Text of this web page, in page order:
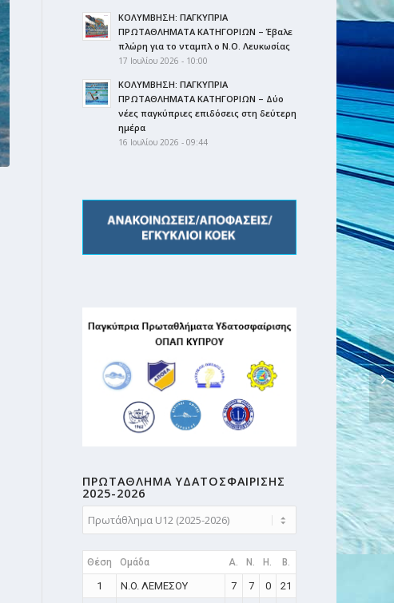
ΚΟΛΥΜΒΗΣΗ: ΠΑΓΚΥΠΡΙΑ
ΠΡΩΤΑΘΛΗΜΑΤΑ ΚΑΤΗΓΟΡΙΩΝ – Έβαλε
πλώρη για το νταμπλ ο Ν.Ο. Λευκωσίας
17 Ιουλίου 2026 - 10:00
ΚΟΛΥΜΒΗΣΗ: ΠΑΓΚΥΠΡΙΑ
ΠΡΩΤΑΘΛΗΜΑΤΑ ΚΑΤΗΓΟΡΙΩΝ – Δύο
νέες παγκύπριες επιδόσεις στη δεύτερη
ημέρα
16 Ιουλίου 2026 - 09:44
ΠΡΩΤΑΘΛΗMA ΥΔΑΤΟΣΦΑΙΡΙΣΗΣ
2025-2026
Θέση Ομάδα A. N. H. B.
1 N.O. ΛΕΜΕΣΟΥ 7 7 0
21